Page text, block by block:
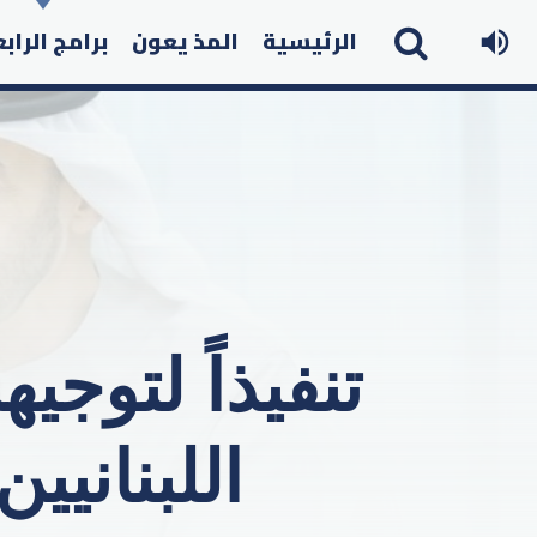
الرئيسية المذ يعون برامج
تنفيذاً
اللبنانيين بـ120 طناً من